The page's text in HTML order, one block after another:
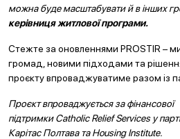
можна буде масштабувати й в інших
керівниця житлової програми.
Стежте за оновленнями PROSTIR –
громад, новими підходами та
проєкту впроваджуватиме разом із
Проєкт впроваджується за фінансової
підтримки Catholic Relief Services у
Карітас Полтава та Housing Institute.